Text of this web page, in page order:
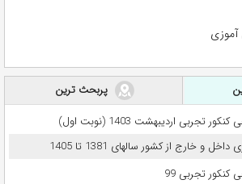
پربحث ترین
اردیبهشت 1403 (نوبت اول)
و خارج از کشور سالهای 1381 تا 1405
تجربی 99